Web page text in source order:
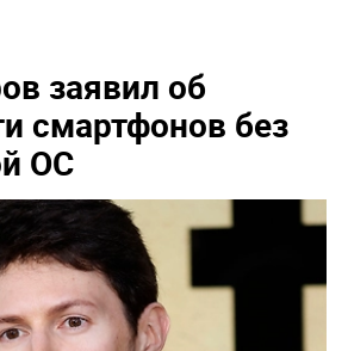
заявил об
смартфонов без
ОС